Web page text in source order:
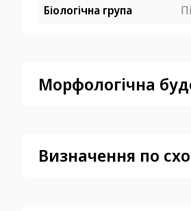
Біологічна група
Морфологічна
Визначення по